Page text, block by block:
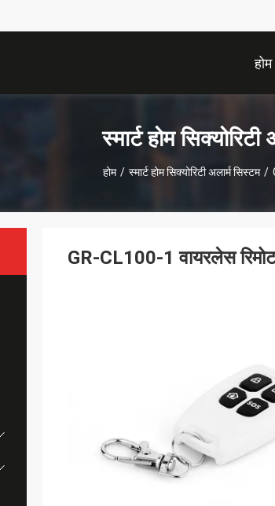
होम
स्मार्ट होम
होम / स्मार्ट होम सिक्योरिटी अलार्म सिस्टम /
GR-CL100-1 वायरलेस